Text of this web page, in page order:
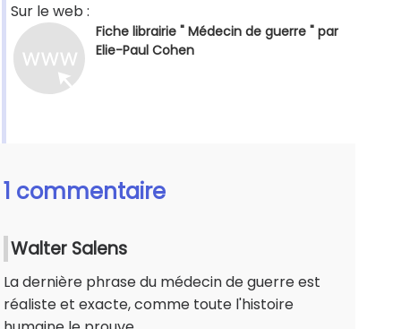
Sur le web :
Fiche librairie " Médecin de guerre " par
Elie-Paul Cohen
1 commentaire
Walter Salens
La dernière phrase du médecin de guerre est
réaliste et exacte, comme toute l'histoire